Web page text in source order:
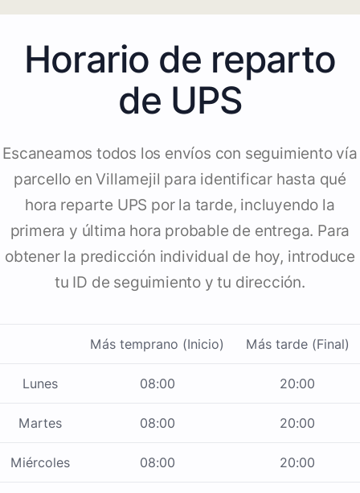
Horario de reparto
de UPS
Escaneamos todos los envíos con seguimiento vía
parcello en Villamejil para identificar hasta qué
hora reparte UPS por la tarde, incluyendo la
primera y última hora probable de entrega. Para
obtener la predicción individual de hoy, introduce
tu ID de seguimiento y tu dirección.
Más temprano (Inicio) Más tarde (Final)
Lunes 08:00 20:00
Martes 08:00 20:00
Miércoles 08:00 20:00